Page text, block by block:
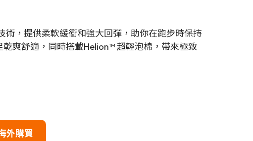
術，提供柔軟緩衝和強大回彈，助你在跑步時保持
爽舒適，同時搭載Helion™ 超輕泡棉，帶來極致
外購買